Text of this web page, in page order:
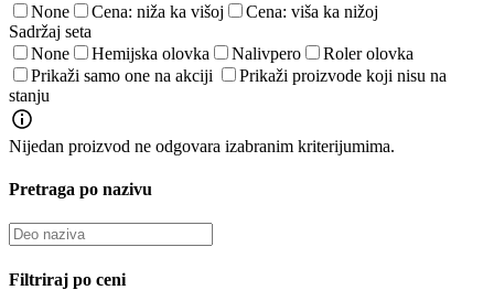
None
Cena: niža ka višoj
Cena: viša ka nižoj
Sadržaj seta
None
Hemijska olovka Nalivpero
Roler olovka
Prikaži samo one na akciji
Prikaži proizvode koji nisu na
stanju
Nijedan proizvod ne odgovara izabranim kriterijumima.
Pretraga po nazivu
Filtriraj po ceni